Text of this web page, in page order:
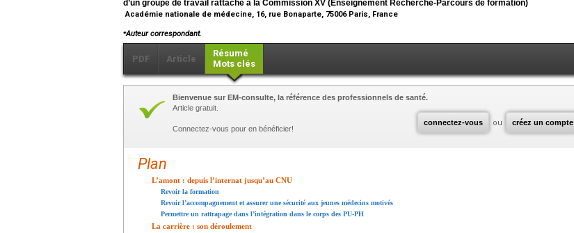
d’un groupe de travail rattaché à la Commission XV (Enseignement Recherche-Parcours de formation)
Académie nationale de médecine, 16, rue Bonaparte, 75006 Paris, France
⁎Auteur correspondant.
PDF Article
Résumé
Mots clés
connectez-vous ou créez un compte
Bienvenue sur EM-consulte, la référence des professionnels de santé.
Article gratuit.
Connectez-vous pour en bénéficier!
Plan
L’amont : depuis l’internat jusqu’au CNU
Revoir la formation
Revoir l’accompagnement et assurer une sécurité aux jeunes médecins motivés
Permettre un rattrapage dans l’intégration dans le corps des PU-PH
La carrière : son déroulement